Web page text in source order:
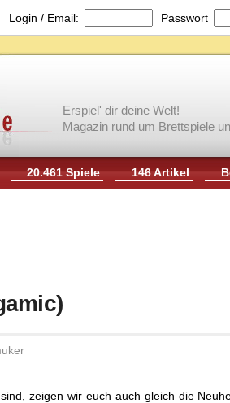
Login / Email: Passwort
Erspiel' dir deine Welt!
Magazin rund um Brettspiele
20.461 Spiele 146 Artikel
zeigen wir euch auch gleich die